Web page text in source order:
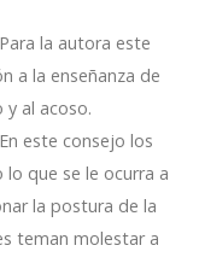
la autora este
a la enseñanza de
y al acoso.
este consejo los
que se le ocurra a
la postura de la
teman molestar a